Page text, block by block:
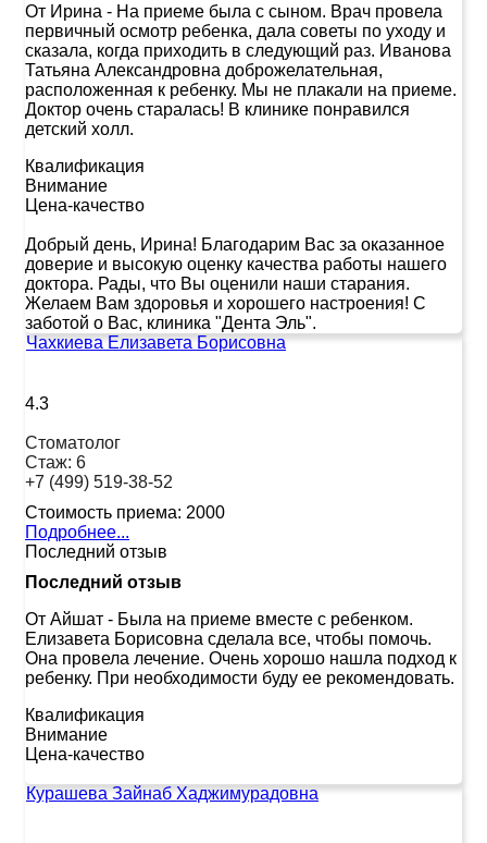
От Ирина - На приеме была с сыном. Врач провела
первичный осмотр ребенка, дала советы по уходу и
сказала, когда приходить в следующий раз. Иванова
Татьяна Александровна доброжелательная,
расположенная к ребенку. Мы не плакали на приеме.
Доктор очень старалась! В клинике понравился
детский холл.
Квалификация
Внимание
Цена-качество
Добрый день, Ирина! Благодарим Вас за оказанное
доверие и высокую оценку качества работы нашего
доктора. Рады, что Вы оценили наши старания.
Желаем Вам здоровья и хорошего настроения! С
заботой о Вас, клиника "Дента Эль".
Чахкиева Елизавета Борисовна
4.3
Стоматолог
Стаж: 6
+7 (499) 519-38-52
Стоимость приема: 2000
Подробнее...
Последний отзыв
Последний отзыв
От Айшат - Была на приеме вместе с ребенком.
Елизавета Борисовна сделала все, чтобы помочь.
Она провела лечение. Очень хорошо нашла подход к
ребенку. При необходимости буду ее рекомендовать.
Квалификация
Внимание
Цена-качество
Курашева Зайнаб Хаджимурадовна